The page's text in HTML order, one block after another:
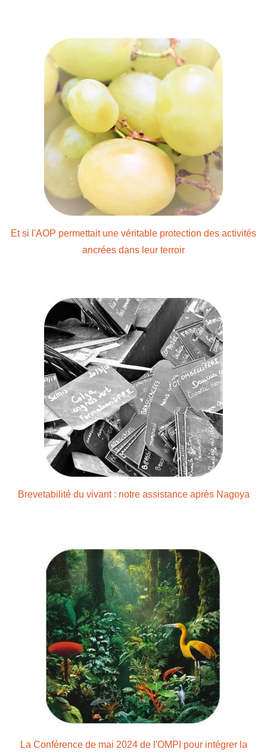
Et si l'AOP permettait une véritable protection des activités
ancrées dans leur terroir
Brevetabilité du vivant : notre assistance après Nagoya
La Conférence de mai 2024 de l'OMPI pour intégrer la